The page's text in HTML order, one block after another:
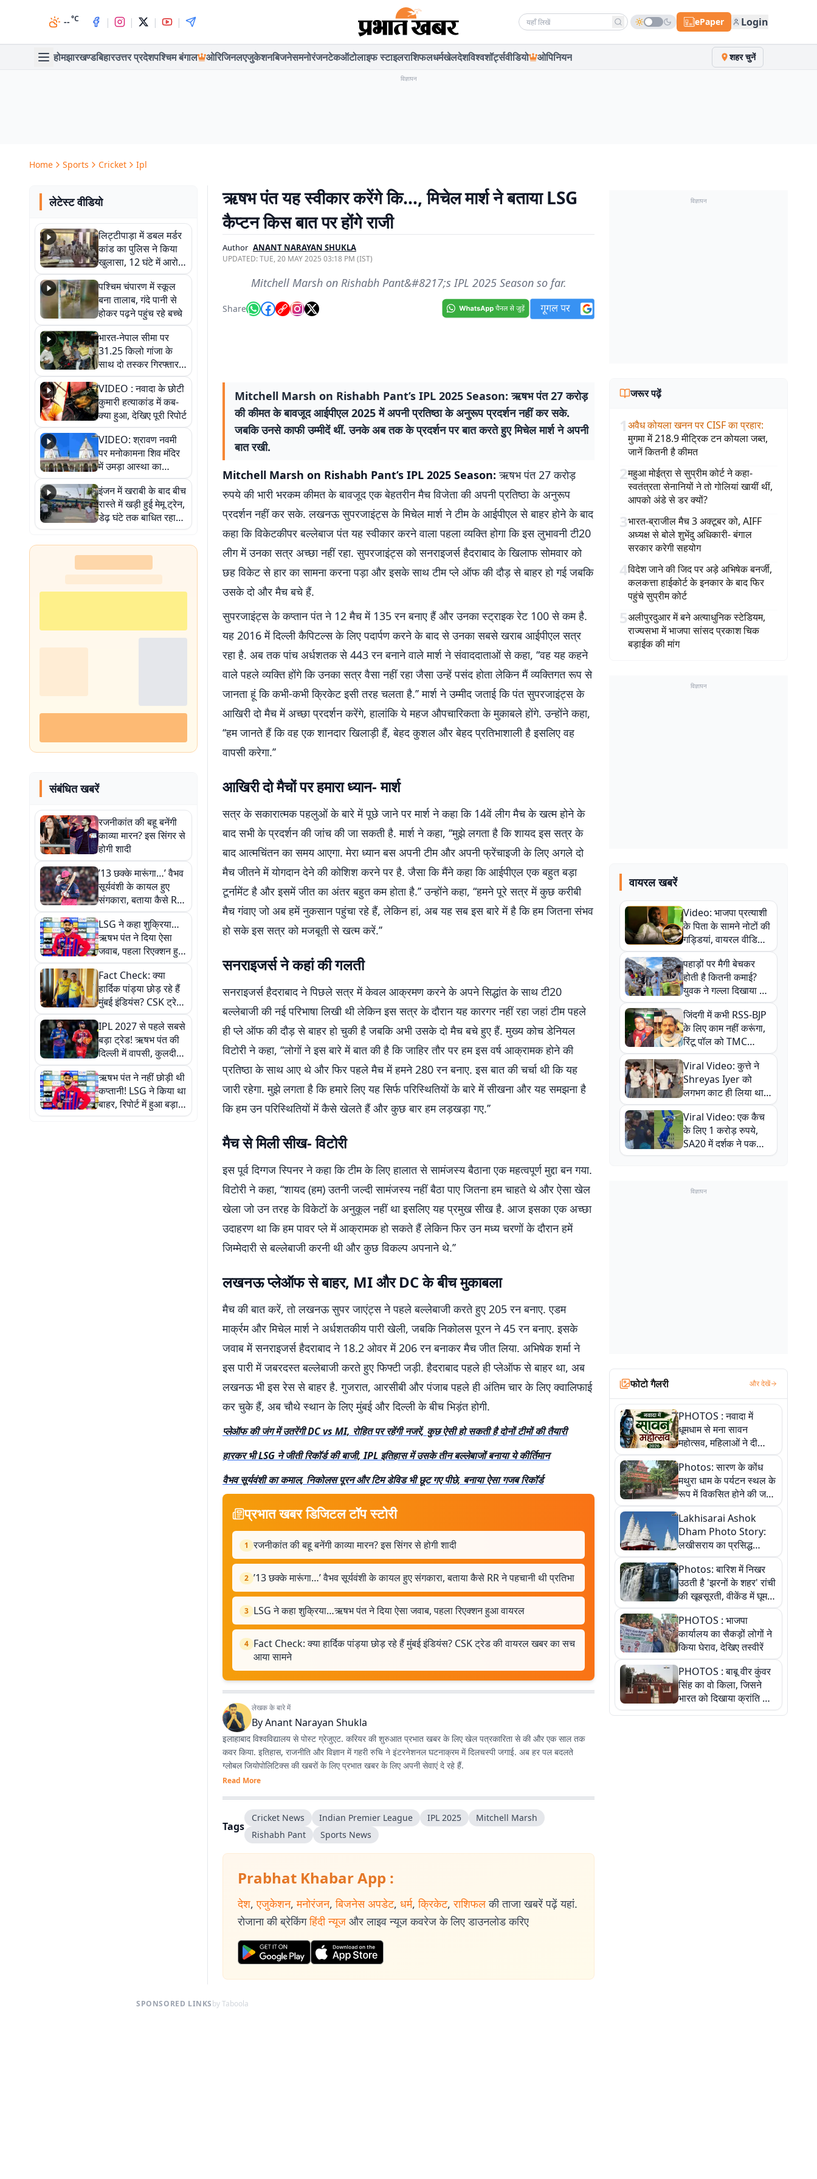
--°C | | | | Search news ePaper Login
होमझारखण्डबिहारउत्तर प्रदेशपश्चिम बंगाल ओरिजिनलएजुकेशनबिजनेसमनोरंजनटेकऑटोलाइफ स्टाइलराशिफलधर्मखेलदेशविश्वशॉर्ट्सवीडियो ओपिनियन शहर चुनें
विज्ञापन
Home Sports Cricket Ipl
लेटेस्ट वीडियो
लिट्टीपाड़ा में डबल मर्डर
कांड का पुलिस ने किया
खुलासा, 12 घंटे में आरोपी
गिरफ्तार
पश्चिम चंपारण में स्कूल
बना तालाब, गंदे पानी से
होकर पढ़ने पहुंच रहे बच्चे
भारत-नेपाल सीमा पर
31.25 किलो गांजा के
साथ दो तस्कर गिरफ्तार,
नेपाली नंबर की बाइक
जब्त
VIDEO : नवादा के छोटी
कुमारी हत्याकांड में कब-
क्या हुआ, देखिए पूरी रिपोर्ट
VIDEO: श्रावण नवमी
पर मनोकामना शिव मंदिर
में उमड़ा आस्था का
सैलाब, हर-हर महादेव के
जयघोष से गूंजा परिसर
इंजन में खराबी के बाद बीच
रास्ते में खड़ी हुई मेमू ट्रेन,
डेढ़ घंटे तक बाधित रहा
आवागमन
संबंधित खबरें
रजनीकांत की बहू बनेंगी
काव्या मारन? इस सिंगर से
होगी शादी
’13 छक्के मारूंगा…’ वैभव
सूर्यवंशी के कायल हुए
संगकारा, बताया कैसे RR
ने पहचानी थी प्रतिभा
LSG ने कहा शुक्रिया…
ऋषभ पंत ने दिया ऐसा
जवाब, पहला रिएक्शन हुआ
वायरल
Fact Check: क्या
हार्दिक पांड्या छोड़ रहे हैं
मुंबई इंडियंस? CSK ट्रेड
की वायरल खबर का सच
आया सामने
IPL 2027 से पहले सबसे
बड़ा ट्रेड! ऋषभ पंत की
दिल्ली में वापसी, कुलदीप
पहुंचे LSG
ऋषभ पंत ने नहीं छोड़ी थी
कप्तानी! LSG ने किया था
बाहर, रिपोर्ट में हुआ बड़ा
खुलासा
ऋषभ पंत यह स्वीकार करेंगे कि…, मिचेल मार्श ने बताया LSG
कैप्टन किस बात पर होंगे राजी
Author ANANT NARAYAN SHUKLA
UPDATED:TUE, 20 MAY 2025 03:18 PM (IST)
Mitchell Marsh on Rishabh Pant&#8217;s IPL 2025 Season so far.
Share
Mitchell Marsh on Rishabh Pant’s IPL 2025 Season: ऋषभ पंत 27 करोड़
की कीमत के बावजूद आईपीएल 2025 में अपनी प्रतिष्ठा के अनुरूप प्रदर्शन नहीं कर सके.
जबकि उनसे काफी उम्मीदें थीं. उनके अब तक के प्रदर्शन पर बात करते हुए मिचेल मार्श ने अपनी
बात रखी.
Mitchell Marsh on Rishabh Pant’s IPL 2025 Season: ऋषभ पंत 27 करोड़
रुपये की भारी भरकम कीमत के बावजूद एक बेहतरीन मैच विजेता की अपनी प्रतिष्ठा के अनुरूप
प्रदर्शन नहीं कर सके. लखनऊ सुपरजाइंट्स के मिचेल मार्श ने टीम के आईपीएल से बाहर होने के बाद
कहा कि विकेटकीपर बल्लेबाज पंत यह स्वीकार करने वाला पहला व्यक्ति होगा कि इस लुभावनी टी20
लीग में उनका सत्र अच्छा नहीं रहा. सुपरजाइंट्स को सनराइजर्स हैदराबाद के खिलाफ सोमवार को
छह विकेट से हार का सामना करना पड़ा और इसके साथ टीम प्ले ऑफ की दौड़ से बाहर हो गई जबकि
उसके दो और मैच बचे हैं.
सुपरजाइंट्स के कप्तान पंत ने 12 मैच में 135 रन बनाए हैं और उनका स्ट्राइक रेट 100 से कम है.
यह 2016 में दिल्ली कैपिटल्स के लिए पदार्पण करने के बाद से उनका सबसे खराब आईपीएल सत्र
रहा है. अब तक पांच अर्धशतक से 443 रन बनाने वाले मार्श ने संवाददाताओं से कहा, ‘‘वह यह कहने
वाले पहले व्यक्ति होंगे कि उनका सत्र वैसा नहीं रहा जैसा उन्हें पसंद होता लेकिन मैं व्यक्तिगत रूप से
जानता हूं कि कभी-कभी क्रिकेट इसी तरह चलता है.’’ मार्श ने उम्मीद जताई कि पंत सुपरजाइंट्स के
आखिरी दो मैच में अच्छा प्रदर्शन करेंगे, हालांकि ये महज औपचारिकता के मुकाबले होंगे. उन्होंने कहा,
‘‘हम जानते हैं कि वह एक शानदार खिलाड़ी हैं, बेहद कुशल और बेहद प्रतिभाशाली है इसलिए वह
वापसी करेगा.’’
आखिरी दो मैचों पर हमारा ध्यान- मार्श
सत्र के सकारात्मक पहलुओं के बारे में पूछे जाने पर मार्श ने कहा कि 14वें लीग मैच के खत्म होने के
बाद सभी के प्रदर्शन की जांच की जा सकती है. मार्श ने कहा, ‘‘मुझे लगता है कि शायद इस सत्र के
बाद आत्मचिंतन का समय आएगा. मेरा ध्यान बस अपनी टीम और अपनी फ्रेंचाइजी के लिए अगले दो
मैच जीतने में योगदान देने की कोशिश करने पर है. जैसा कि मैंने कहा कि आईपीएल एक बहुत बड़ा
टूर्नामेंट है और इसमें जीत का अंतर बहुत कम होता है.’’ उन्होंने कहा, ‘‘हमने पूरे सत्र में कुछ करीबी
मैच गंवाए जो अब हमें नुकसान पहुंचा रहे हैं, लेकिन हां, अब यह सब इस बारे में है कि हम जितना संभव
हो सके इस सत्र को मजबूती से खत्म करें.’’
सनराइजर्स ने कहां की गलती
सनराइजर्स हैदराबाद ने पिछले सत्र में केवल आक्रमण करने के अपने सिद्धांत के साथ टी20
बल्लेबाजी की नई परिभाषा लिखी थी लेकिन इस सत्र के दौरान यह कारगर नहीं रहा जहां टीम पहले
ही प्ले ऑफ की दौड़ से बाहर हो चुकी है जबकि अभी उसके दो मैच बचे हुए हैं. मुख्य कोच डेनियल
विटोरी ने कहा, ‘‘लोगों ने इस बारे में बात की है कि जाहिर तौर पर हम इस वर्ष आक्रामक होने की
प्रतिष्ठा के साथ आए थे और फिर पहले मैच में हमने 280 रन बनाए. इस बात की चर्चा थी कि यह
जारी रहेगा. मुझे लगता है कि हमारे लिए यह सिर्फ परिस्थितियों के बारे में सीखना और यह समझना है
कि हम उन परिस्थितियों में कैसे खेलते हैं और कुछ बार हम लड़खड़ा गए.’’
मैच से मिली सीख- विटोरी
इस पूर्व दिग्गज स्पिनर ने कहा कि टीम के लिए हालात से सामंजस्य बैठाना एक महत्वपूर्ण मुद्दा बन गया.
विटोरी ने कहा, ‘‘शायद (हम) उतनी जल्दी सामंजस्य नहीं बैठा पाए जितना हम चाहते थे और ऐसा खेल
खेला जो उन तरह के विकेटों के अनुकूल नहीं था इसलिए यह प्रमुख सीख है. आज इसका एक अच्छा
उदाहरण था कि हम पावर प्ले में आक्रामक हो सकते हैं लेकिन फिर उन मध्य चरणों के दौरान हमें
जिम्मेदारी से बल्लेबाजी करनी थी और कुछ विकल्प अपनाने थे.’’
लखनऊ प्लेऑफ से बाहर, MI और DC के बीच मुकाबला
मैच की बात करें, तो लखनऊ सुपर जाएंट्स ने पहले बल्लेबाजी करते हुए 205 रन बनाए. एडम
मार्क्रम और मिचेल मार्श ने अर्धशतकीय पारी खेली, जबकि निकोलस पूरन ने 45 रन बनाए. इसके
जवाब में सनराइजर्स हैदराबाद ने 18.2 ओवर में 206 रन बनाकर मैच जीत लिया. अभिषेक शर्मा ने
इस पारी में जबरदस्त बल्लेबाजी करते हुए फिफ्टी जड़ी. हैदराबाद पहले ही प्लेऑफ से बाहर था, अब
लखनऊ भी इस रेस से बाहर है. गुजरात, आरसीबी और पंजाब पहले ही अंतिम चार के लिए क्वालिफाई
कर चुके हैं, अब चौथे स्थान के लिए मुंबई और दिल्ली के बीच भिड़ंत होगी.
प्लेऑफ की जंग में उतरेंगी DC vs MI, रोहित पर रहेंगी नजरें, कुछ ऐसी हो सकती है दोनों टीमों की तैयारी
हारकर भी LSG ने जीती रिकॉर्ड की बाजी, IPL इतिहास में उसके तीन बल्लेबाजों बनाया ये कीर्तिमान
वैभव सूर्यवंशी का कमाल, निकोलस पूरन और टिम डेविड भी छूट गए पीछे, बनाया ऐसा गजब रिकॉर्ड
प्रभात खबर डिजिटल टॉप स्टोरी
1 रजनीकांत की बहू बनेंगी काव्या मारन? इस सिंगर से होगी शादी
2 ’13 छक्के मारूंगा…’ वैभव सूर्यवंशी के कायल हुए संगकारा, बताया कैसे RR ने पहचानी थी प्रतिभा
3 LSG ने कहा शुक्रिया…ऋषभ पंत ने दिया ऐसा जवाब, पहला रिएक्शन हुआ वायरल
4 Fact Check: क्या हार्दिक पांड्या छोड़ रहे हैं मुंबई इंडियंस? CSK ट्रेड की वायरल खबर का सच
आया सामने
लेखक के बारे में
ByAnant Narayan Shukla
इलाहाबाद विश्वविद्यालय से पोस्ट ग्रेजुएट. करियर की शुरुआत प्रभात खबर के लिए खेल पत्रकारिता से की और एक साल तक
कवर किया. इतिहास, राजनीति और विज्ञान में गहरी रुचि ने इंटरनेशनल घटनाक्रम में दिलचस्पी जगाई. अब हर पल बदलते
ग्लोबल जियोपोलिटिक्स की खबरों के लिए प्रभात खबर के लिए अपनी सेवाएं दे रहे हैं.
Read More
Tags
Cricket News Indian Premier League IPL 2025
Mitchell Marsh
Rishabh Pant‬
Sports News
Prabhat Khabar App :
देश, एजुकेशन, मनोरंजन, बिजनेस अपडेट, धर्म, क्रिकेट, राशिफल की ताजा खबरें पढ़ें यहां.
रोजाना की ब्रेकिंग हिंदी न्यूज और लाइव न्यूज कवरेज के लिए डाउनलोड करिए
विज्ञापन
जरूर पढ़ें
1अवैध कोयला खनन पर CISF का प्रहार:
मुगमा में 218.9 मीट्रिक टन कोयला जब्त,
जानें कितनी है कीमत
2महुआ मोईत्रा से सुप्रीम कोर्ट ने कहा-
स्वतंत्रता सेनानियों ने तो गोलियां खायीं थीं,
आपको अंडे से डर क्यों?
3भारत-ब्राजील मैच 3 अक्टूबर को, AIFF
अध्यक्ष से बोले शुभेंदु अधिकारी- बंगाल
सरकार करेगी सहयोग
4विदेश जाने की जिद पर अड़े अभिषेक बनर्जी,
कलकत्ता हाईकोर्ट के इनकार के बाद फिर
पहुंचे सुप्रीम कोर्ट
5अलीपुरदुआर में बने अत्याधुनिक स्टेडियम,
राज्यसभा में भाजपा सांसद प्रकाश चिक
बड़ाईक की मांग
विज्ञापन
वायरल खबरें
Video: भाजपा प्रत्याशी
के पिता के सामने नोटों की
गड्डियां, वायरल वीडियो
से राजनीति में उबाल,
अजित महतो बोले- TMC
की गंदी चाल
पहाड़ों पर मैगी बेचकर
होती है कितनी कमाई?
युवक ने गल्ला दिखाया तो
नौकरी वालों के खड़े हो गए
कान
जिंदगी में कभी RSS-BJP
के लिए काम नहीं करूंगा,
रिंटू पॉल को TMC
ऑफिस में ले जाकर पीटा,
Video वायरल
Viral Video: कुत्ते ने
Shreyas Iyer को
लगभग काट ही लिया था,
न्यूजीलैंड सीरीज से पहले
बाल-बाल बचे
Viral Video: एक कैच
के लिए 1 करोड़ रुपये,
SA20 में दर्शक ने पकड़ा
एक हाथ से गजब का कैच
विज्ञापन
फोटो गैलरी और देखें
PHOTOS : नवादा में
धूमधाम से मना सावन
महोत्सव, महिलाओं ने दी
सांस्कृतिक प्रस्तुतियां
Photos: सारण के कोंध
मथुरा धाम के पर्यटन स्थल के
रूप में विकसित होने की जगी
आस, 9 तस्वीरों में देखें पूरी
कहानी
Lakhisarai Ashok
Dham Photo Story:
लखीसराय का प्रसिद्ध
अशोक धाम—आस्था,
श्रृंगार, अनुष्ठान और
अलौकिक संध्या आरती के
विहंगम दृश्य
Photos: बारिश में निखर
उठती है 'झरनों के शहर' रांची
की खूबसूरती, वीकेंड में घूम
आएं ये 5 वादियां
PHOTOS : भाजपा
कार्यालय का सैकड़ों लोगों ने
किया घेराव, देखिए तस्वीरें
PHOTOS : बाबू वीर कुंवर
सिंह का वो किला, जिसने
भारत को दिखाया क्रांति का
रास्ता: तस्वीरों में देखिए
SPONSORED LINKSby Taboola